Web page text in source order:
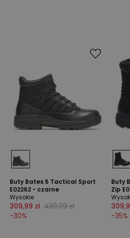
Buty Bates 5 Tactical Sport
E02262 - czarne
Wysokie
309,99 zł 439,99 zł
-30%
Buty
Zip
-35%